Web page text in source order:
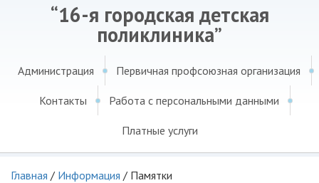
“16-я городская детская
поликлиника”
Администрация Первичная профсоюзная организация
Контакты Работа с персональными данными
Платные услуги
Главная / Информация / Памятки